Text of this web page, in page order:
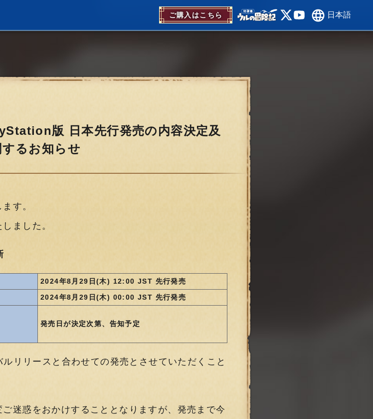
ご購入はこちら 日本語
版 日本先行発売の内容決定及
るお知らせ
す。
ました。
2024年8月29日(木) 12:00 JST 先行発売
2024年8月29日(木) 00:00 JST 先行発売
発売日が決定次第、告知予定
リリースと合わせての発売とさせていただくこと
迷惑をおかけすることとなりますが、発売まで今